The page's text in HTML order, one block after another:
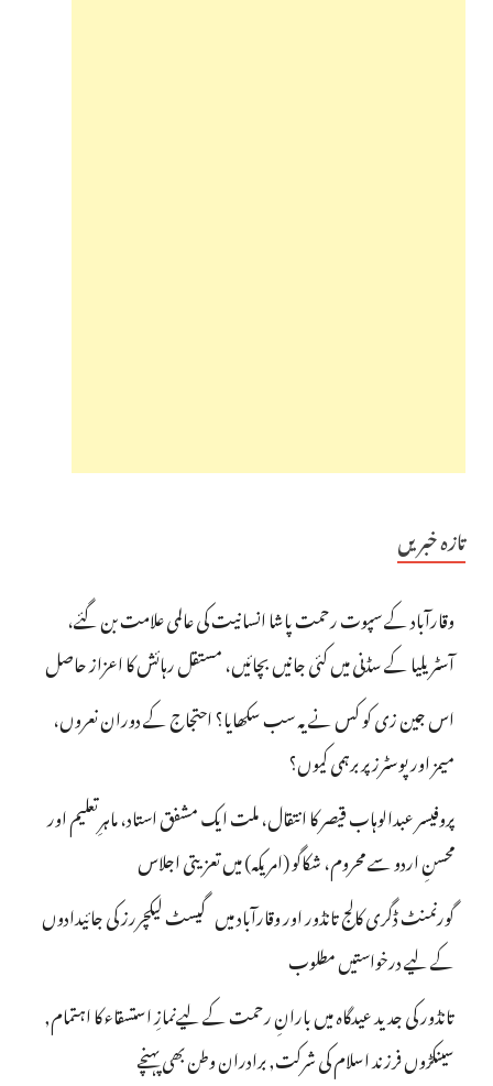
تازہ خبریں
وقارآباد کے سپوت رحمت پاشا انسانیت کی عالمی علامت بن گئے،
آسٹریلیا کے سڈنی میں کئی جانیں بچائیں، مستقل رہائش کا اعزاز حاصل
اس جین زی کو کس نے یہ سب سکھایا؟ احتجاج کے دوران نعروں،
میمز اور پوسٹرز پر برہمی کیوں؟
پروفیسر عبدالوہاب قیصر کا انتقال، ملت ایک مشفق استاد، ماہرِتعلیم اور
محسنِ اردو سے محروم، شکاگو (امریکہ) میں تعزیتی اجلاس
گورنمنٹ ڈگری کالج تانڈور اور وقارآباد میں گیسٹ لیکچررز کی جائیدادوں
کے لیے درخواستیں مطلوب
تانڈور کی جدید عیدگاہ میں بارانِ رحمت کے لیےنمازِ استسقاء کا اہتمام,
سینکڑوں فرزند اسلام کی شرکت, برادران وطن بھی پہنچے